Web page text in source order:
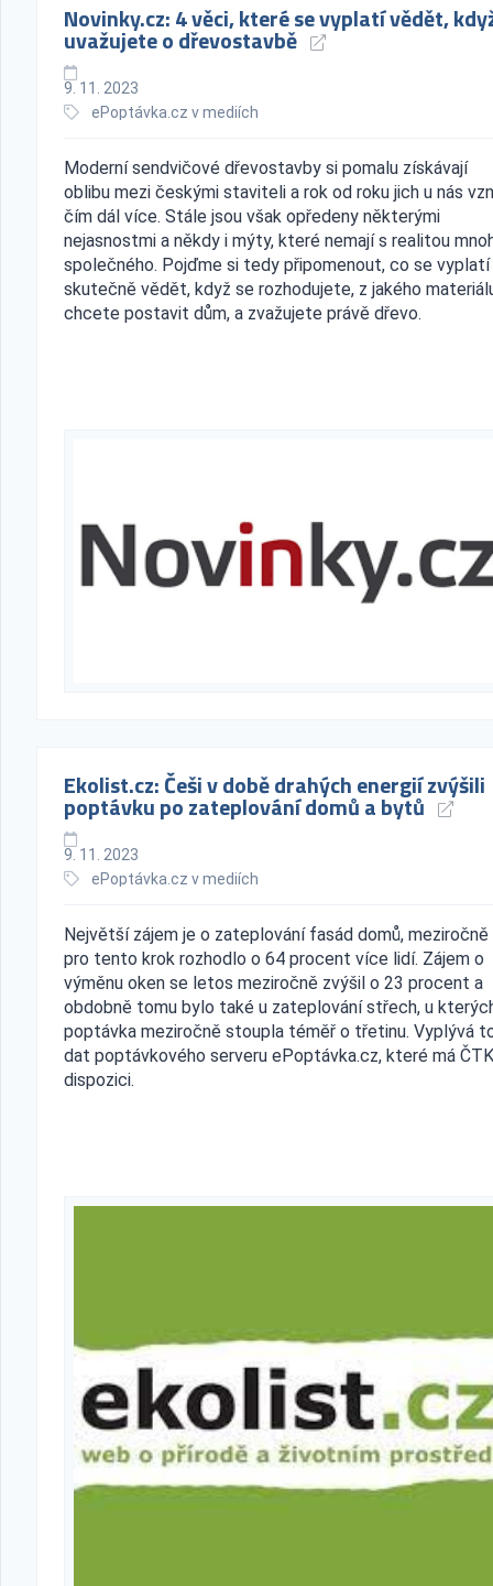
Novinky.cz: 4 věci, které se vyplatí vědět,
uvažujete o dřevostavbě
9. 11. 2023
ePoptávka.cz v mediích
Moderní sendvičové dřevostavby si pomalu získávají
oblibu mezi českými staviteli a rok od roku jich u nás
čím dál více. Stále jsou však opředeny některými
nejasnostmi a někdy i mýty, které nemají s realitou
společného. Pojďme si tedy připomenout, co se vyplatí
skutečně vědět, když se rozhodujete, z jakého
chcete postavit dům, a zvažujete právě dřevo.
Ekolist.cz: Češi v době drahých energií zvýšili
poptávku po zateplování domů a bytů
9. 11. 2023
ePoptávka.cz v mediích
Největší zájem je o zateplování fasád domů, meziročně
pro tento krok rozhodlo o 64 procent více lidí. Zájem o
výměnu oken se letos meziročně zvýšil o 23 procent a
obdobně tomu bylo také u zateplování střech, u
poptávka meziročně stoupla téměř o třetinu. Vyplývá
dat poptávkového serveru ePoptávka.cz, které má
dispozici.